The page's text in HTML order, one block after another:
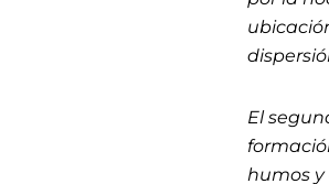
El
humos